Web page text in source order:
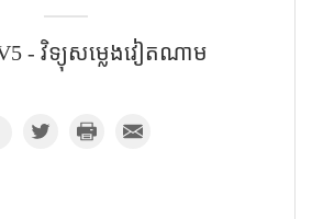
- វិទ្យុសម្លេងវៀតណាម